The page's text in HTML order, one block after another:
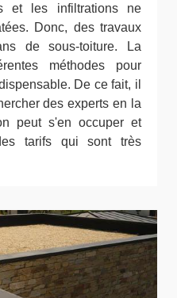
et les infiltrations ne
Donc, des travaux
de sous-toiture. La
méthodes pour
De ce fait, il
des experts en la
peut s'en occuper et
tarifs qui sont très